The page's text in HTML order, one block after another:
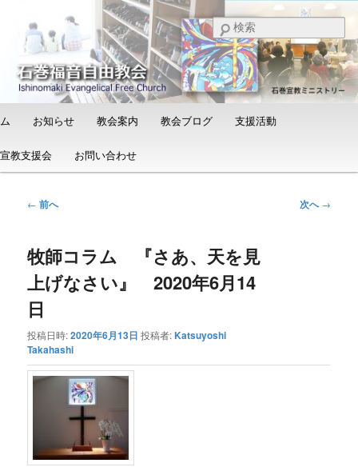
ツ
移
動
石巻福音自由教会（Ishinomaki
Evangelical Free Church）
日本福音自由教会の有志による「石巻宣教支援会」によって支えられる新し
い教会と、被災地支援活動のご紹介
索
イ
メ
ニ
お知らせ 教会案内 教会ブログ 支援活動
教支援会 お問い合わせ
投
ビ
ゲ
ー
シ
ョ
ン
← 前へ 次へ→
牧師コラム 『さあ、天を見
上げなさい』 2020年6月14
日
投稿日時:2020年6月13日 投稿者: Katsuyoshi
Takahashi